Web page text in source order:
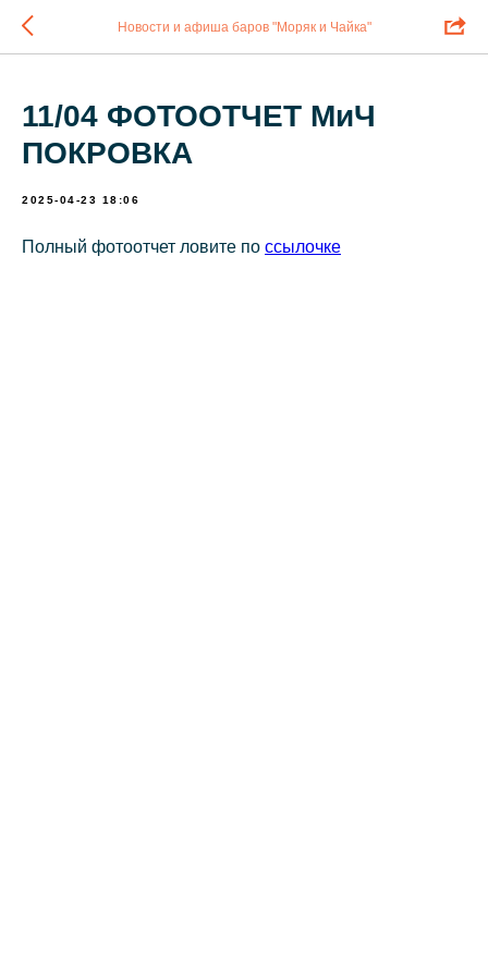
Новости и афиша баров "Моряк и Чайка"
11/04 ФОТООТЧЕТ МиЧ
ПОКРОВКА
2025-04-23 18:06
Полный фотоотчет ловите по ссылочке